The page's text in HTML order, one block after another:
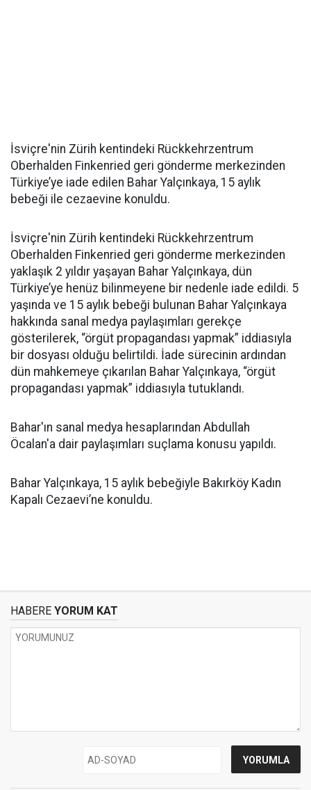
İsviçre'nin Zürih kentindeki Rückkehrzentrum
Oberhalden Finkenried geri gönderme merkezinden
Türkiye’ye iade edilen Bahar Yalçınkaya, 15 aylık
bebeği ile cezaevine konuldu.
İsviçre'nin Zürih kentindeki Rückkehrzentrum
Oberhalden Finkenried geri gönderme merkezinden
yaklaşık 2 yıldır yaşayan Bahar Yalçınkaya, dün
Türkiye’ye henüz bilinmeyene bir nedenle iade edildi. 5
yaşında ve 15 aylık bebeği bulunan Bahar Yalçınkaya
hakkında sanal medya paylaşımları gerekçe
gösterilerek, “örgüt propagandası yapmak” iddiasıyla
bir dosyası olduğu belirtildi. İade sürecinin ardından
dün mahkemeye çıkarılan Bahar Yalçınkaya, “örgüt
propagandası yapmak” iddiasıyla tutuklandı.
Bahar'ın sanal medya hesaplarından Abdullah
Öcalan'a dair paylaşımları suçlama konusu yapıldı.
Bahar Yalçınkaya, 15 aylık bebeğiyle Bakırköy Kadın
Kapalı Cezaevi’ne konuldu.
HABERE YORUM KAT